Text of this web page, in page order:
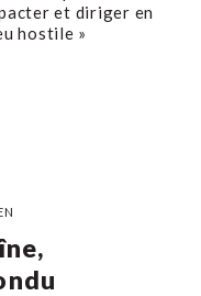
et diriger en
hostile »